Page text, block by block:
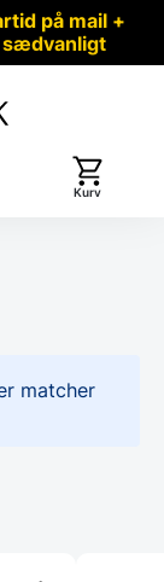
på mail +
sædvanligt
Kurv
matcher